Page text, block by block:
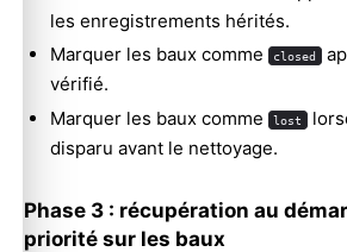
les enregistrements hérités.
Marquer les baux comme
closed
vérifié.
Marquer les baux comme
lost
disparu avant le nettoyage.
Phase 3 : récupération au
priorité sur les baux